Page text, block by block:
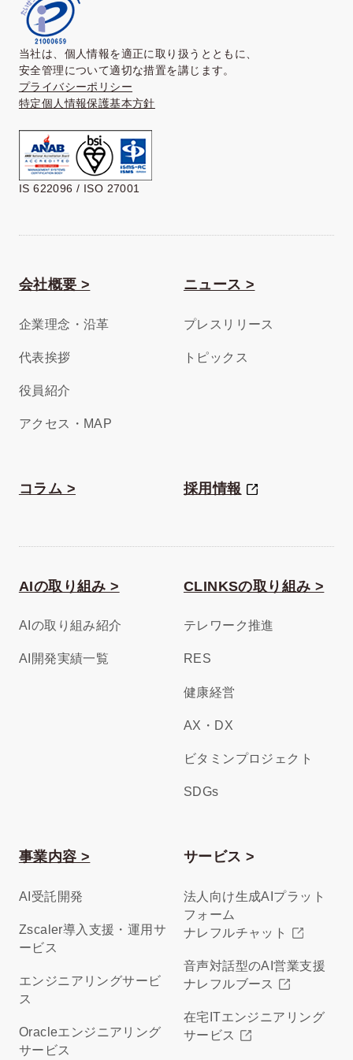
当社は、個人情報を適正に取り扱うとともに、
安全管理について適切な措置を講じます。
プライバシーポリシー
特定個人情報保護基本方針
IS 622096 / ISO 27001
会社概要 >
企業理念・沿革
代表挨拶
役員紹介
アクセス・MAP
ニュース >
プレスリリース
トピックス
コラム > 採用情報
AIの取り組み >
AIの取り組み紹介
AI開発実績一覧
CLINKSの取り組み >
テレワーク推進
RES
健康経営
AX・DX
ビタミンプロジェクト
SDGs
事業内容 >
AI受託開発
Zscaler導入支援・運用サ
ービス
エンジニアリングサービ
ス
Oracleエンジニアリング
サービス
サービス >
法人向け生成AIプラット
フォーム
ナレフルチャット
音声対話型のAI営業支援
ナレフルブース
在宅ITエンジニアリング
サービス